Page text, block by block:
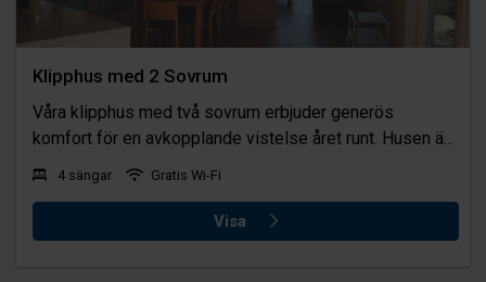
Klipphus med 2 Sovrum
Våra klipphus med två sovrum erbjuder generös
komfort för en avkopplande vistelse året runt. Husen ä...
4 sängar Gratis Wi-Fi
Visa